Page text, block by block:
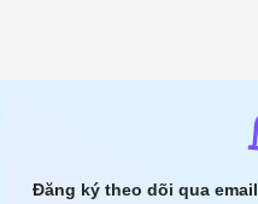
Đăng ký theo dõi qua email